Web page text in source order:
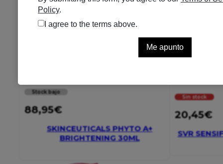
Stock bajo
88,95€
SKINCEUTICALS PHYTO A+
BRIGHTENING 30ML
Sin stock
20,45€
SVR